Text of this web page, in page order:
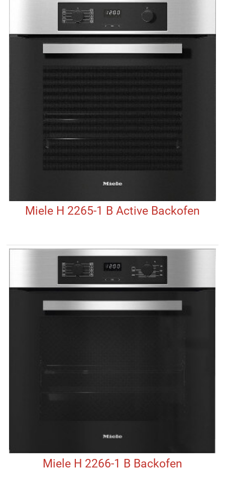
Miele H 2265-1 B Active Backofen
Miele H 2266-1 B Backofen